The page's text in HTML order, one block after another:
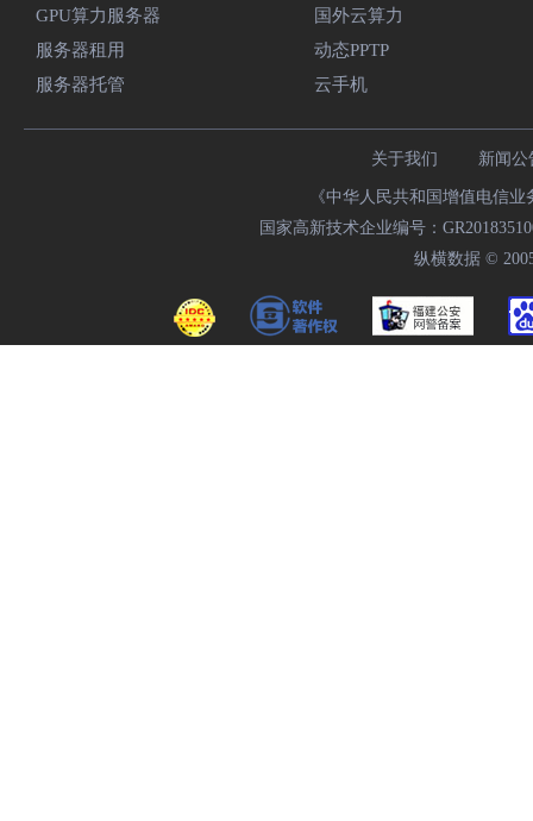
GPU算力服务器
服务器租用
服务器托管
国外云算力
动态PPTP
云手机
关于我们 新闻公
《中华人民共和国增值电信
国家高新技术企业编号：
纵横数据 ©